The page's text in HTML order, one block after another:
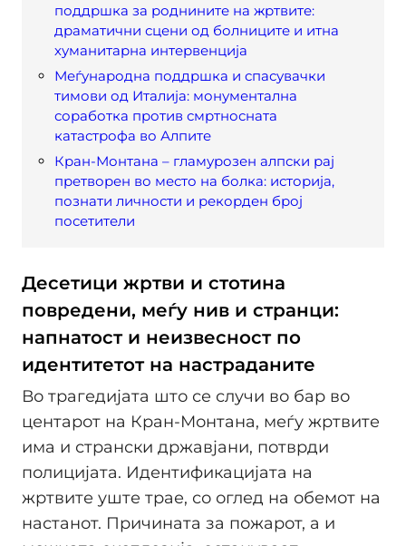
поддршка за роднините на жртвите:
драматични сцени од болниците и итна
хуманитарна интервенција
Меѓународна поддршка и спасувачки
тимови од Италија: монументална
соработка против смртносната
катастрофа во Алпите
Кран-Монтана – гламурозен алпски рај
претворен во место на болка: историја,
познати личности и рекорден број
посетители
Десетици жртви и стотина
повредени, меѓу нив и странци:
напнатост и неизвесност по
идентитетот на настраданите
Во трагедијата што се случи во бар во
центарот на Кран-Монтана, меѓу жртвите
има и странски државјани, потврди
полицијата. Идентификацијата на
жртвите уште трае, со оглед на обемот на
настанот. Причината за пожарот, а и